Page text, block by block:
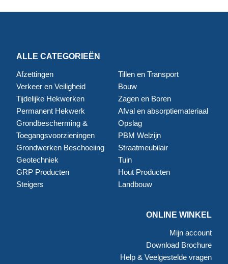
ALLE CATEGORIEËN
Afzettingen
Verkeer en Veiligheid
Tijdelijke Hekwerken
Permanent Hekwerk
Grondbescherming &
Toegangsvoorzieningen
Grondwerken Beschoeiing
Geotechniek
GRP Producten
Steigers
Tillen en Transport
Bouw
Zagen en Boren
Afval en absorptiemateriaal
Opslag
PBM Welzijn
Straatmeubilair
Tuin
Hout Producten
Landbouw
ONLINE WINKEL
Mijn account
Download Brochure
Help & Veelgestelde vragen